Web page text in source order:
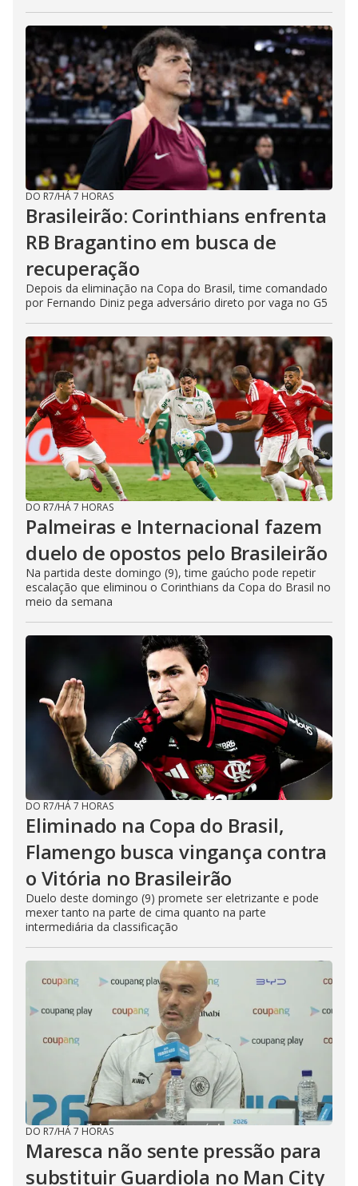
DO R7/HÁ 7 HORAS
Brasileirão: Corinthians enfrenta
RB Bragantino em busca de
recuperação
Depois da eliminação na Copa do Brasil, time comandado
por Fernando Diniz pega adversário direto por vaga no G5
DO R7/HÁ 7 HORAS
Palmeiras e Internacional fazem
duelo de opostos pelo Brasileirão
Na partida deste domingo (9), time gaúcho pode repetir
escalação que eliminou o Corinthians da Copa do Brasil no
meio da semana
DO R7/HÁ 7 HORAS
Eliminado na Copa do Brasil,
Flamengo busca vingança contra
o Vitória no Brasileirão
Duelo deste domingo (9) promete ser eletrizante e pode
mexer tanto na parte de cima quanto na parte
intermediária da classificação
DO R7/HÁ 7 HORAS
Maresca não sente pressão para
substituir Guardiola no Man City